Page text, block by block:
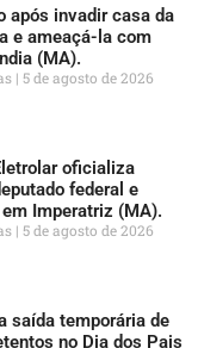
após invadir casa da
e ameaçá-la com
(MA).
5 de agosto de 2026
oficializa
federal e
Imperatriz (MA).
5 de agosto de 2026
saída temporária de
no Dia dos Pais